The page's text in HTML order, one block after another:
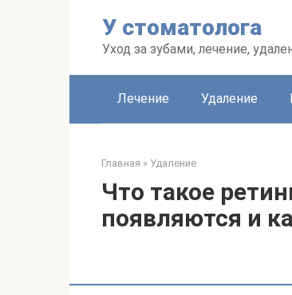
У стоматолога
Уход за зубами, лечение,
Лечение Удаление
Главная » Удаление
Что такое
появляются и